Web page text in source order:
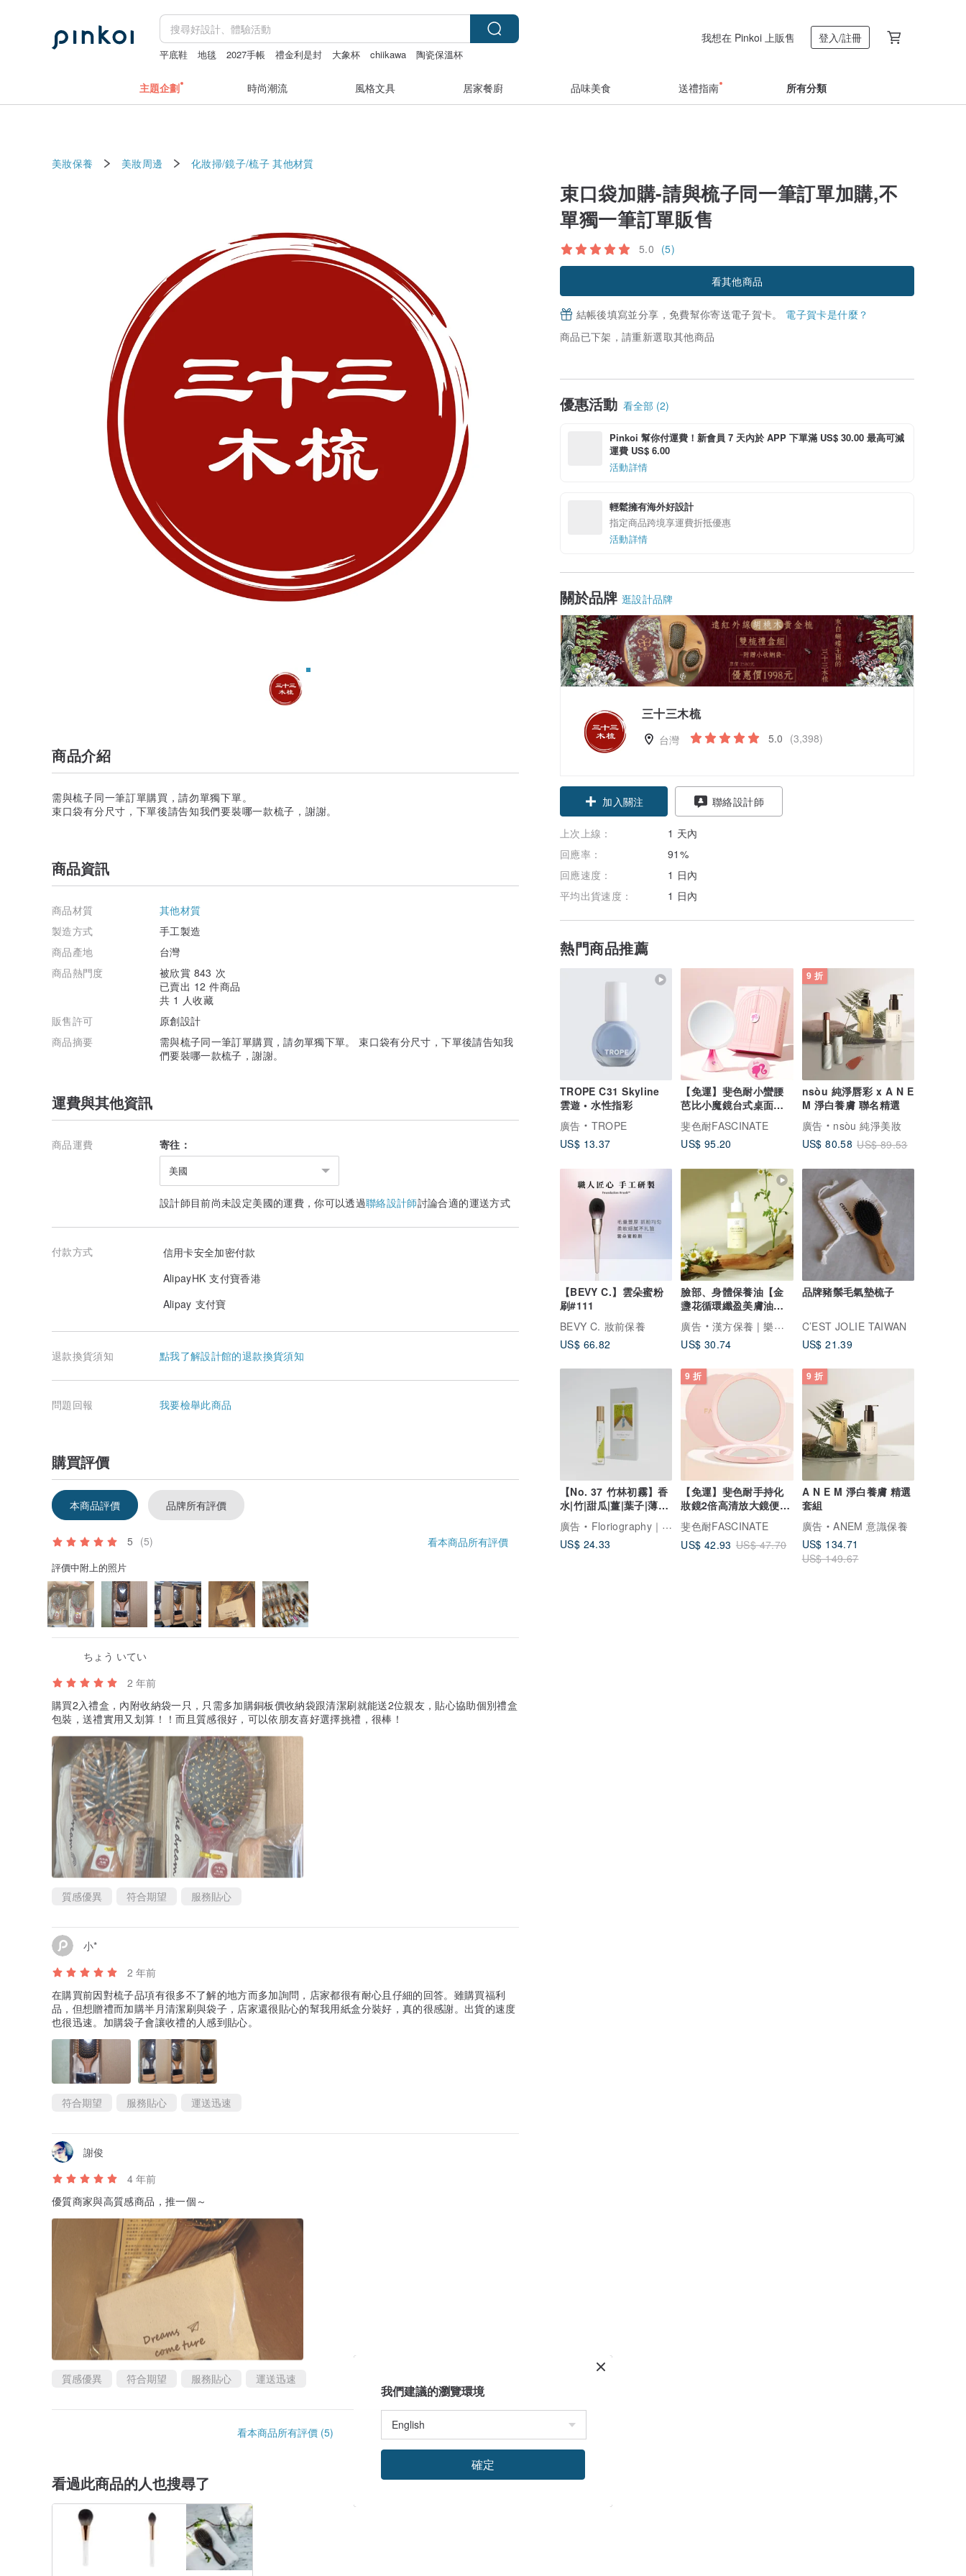
平底鞋 地毯 2027手帳 禮金利是封 大象杯 chiikawa
陶瓷保溫杯
我想在 Pinkoi 上販售 登入/註冊
主題企劃 時尚潮流 風格文具 居家餐廚 品味美食 送禮指南 所有分類
美妝保養 美妝周邊 化妝掃/鏡子/梳子 其他材質
束口袋加購-請與梳子同一筆訂單加購,不
單獨一筆訂單販售
5.0 (5)
看其他商品
結帳後填寫並分享，免費幫你寄送電子賀卡。 電子賀卡是什麼？
商品已下架，請重新選取其他商品
優惠活動 看全部 (2)
Pinkoi 幫你付運費！新會員 7 天內於 APP 下單滿 US$ 30.00 最高可減
運費 US$ 6.00
活動詳情
輕鬆擁有海外好設計
指定商品跨境享運費折抵優惠
活動詳情
關於品牌 逛設計品牌
三十三木梳
台灣 5.0 (3,398)
加入關注 聯絡設計師
上次上線：
1 天內
回應率：
91%
回應速度：
1 日內
平均出貨速度：
1 日內
熱門商品推薦
TROPE C31 Skyline
雲遊 • 水性指彩
廣告
TROPE
US$ 13.37
【免運】斐色耐小蠻腰
芭比小魔鏡台式桌面智
能led化妝鏡子帶燈
斐色耐FASCINATE
US$ 95.20
9 折
nsòu 純淨唇彩 x A N E
M 淨白養膚 聯名精選
廣告
nsòu 純淨美妝
US$ 80.58 US$ 89.53
【BEVY C.】雲朵蜜粉
刷#111
BEVY C. 妝前保養
US$ 66.82
臉部、身體保養油【金
盞花循環纖盈美膚油
50ml】足浴/泡澡/按摩
用
廣告
漢方保養 | 樂木集 LOMOJI
US$ 30.74
品牌豬鬃毛氣墊梳子
C’EST JOLIE TAIWAN
US$ 21.39
【No. 37 竹林初霧】香
水|竹|甜瓜|薑|葉子|薄霧|
檀香|廣藿香
廣告
Floriography｜弗洛研香
US$ 24.33
9 折
【免運】斐色耐手持化
妝鏡2倍高清放大鏡便攜
折疊口袋迷你
斐色耐FASCINATE
US$ 42.93 US$ 47.70
9 折
A N E M 淨白養膚 精選
套組
廣告
ANEM 意識保養
US$ 134.71
US$ 149.67
商品介紹
需與梳子同一筆訂單購買，請勿單獨下單。
束口袋有分尺寸，下單後請告知我們要裝哪一款梳子，謝謝。
商品資訊
商品材質
其他材質
製造方式
手工製造
商品產地
台灣
商品熱門度
被欣賞 843 次
已賣出 12 件商品
共 1 人收藏
販售許可
原創設計
商品摘要
需與梳子同一筆訂單購買，請勿單獨下單。 束口袋有分尺寸，下單後請告知我
們要裝哪一款梳子，謝謝。
運費與其他資訊
商品運費 寄往：
美國
設計師目前尚未設定美國的運費，你可以透過聯絡設計師討論合適的運送方式
付款方式
信用卡安全加密付款
AlipayHK 支付寶香港
Alipay 支付寶
退款換貨須知 點我了解設計館的退款換貨須知
問題回報 我要檢舉此商品
購買評價
本商品評價 品牌所有評價
5 (5) 看本商品所有評價
評價中附上的照片
ちょう いてい
2 年前
購買2入禮盒，內附收納袋一只，只需多加購銅板價收納袋跟清潔刷就能送2位親友，貼心協助個別禮盒
包裝，送禮實用又划算！！而且質感很好，可以依朋友喜好選擇挑禮，很棒！
質感優異 符合期望 服務貼心
小*
2 年前
在購買前因對梳子品項有很多不了解的地方而多加詢問，店家都很有耐心且仔細的回答。雖購買福利
品，但想贈禮而加購半月清潔刷與袋子，店家還很貼心的幫我用紙盒分裝好，真的很感謝。出貨的速度
也很迅速。加購袋子會讓收禮的人感到貼心。
符合期望 服務貼心 運送迅速
謝俊
4 年前
優質商家與高質感商品，推一個～
質感優異 符合期望 服務貼心 運送迅速
看本商品所有評價 (5)
看過此商品的人也搜尋了
我們建議的瀏覽環境
確定